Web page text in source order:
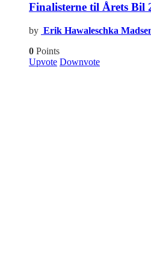
Finalisterne til Årets Bil
by Erik Hawaleschka
0 Points
Upvote Downvote